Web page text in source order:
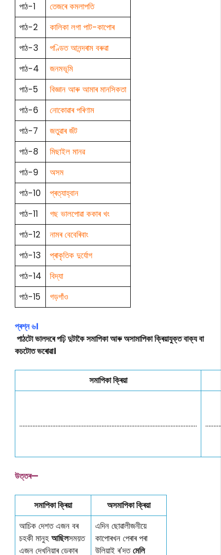
পাঠ-1
তেজৰে কমলাপতি
পাঠ-2
কালিকা লগা পাট-কাপোৰ
পাঠ-3
পণ্ডিত আনন্দৰাম বৰুৱা
পাঠ-4
জনমভূমি
পাঠ-5
বিজ্ঞান আৰু আমাৰ মানসিকতা
পাঠ-6
নোকোৱাৰ পৰিণাম
পাঠ-7
জতুৱাৰ জঁট
পাঠ-8
মিছাইল মানৱ
পাঠ-9
অসম
পাঠ-10
প্ৰত্যাহ্বান
পাঠ-11
গছ ভালপোৱা ককাৰ খং
পাঠ-12
নামৰ বেবেৰিবাং
পাঠ-13
প্ৰাকৃতিক দুৰ্যোগ
পাঠ-14
বিদ্যা
পাঠ-15
গড়গাঁও
প্ৰশ্ন ৬।
পাঠটো ভালদৰে পঢ়ি দুটাকৈ সমাপিকা আৰু অসামাপিকা ক্ৰিয়াযুক্ত বাক্য বা
কচটোত ভৰোৱা।
সমাপিকা ক্ৰিয়া
………………………………………………………………………………………………
উত্তৰ—
সমাপিকা ক্ৰিয়া
অসমাপিকা ক্ৰিয়া
আচিক দেশত এজন বৰ
চহকী মানুহআছিলসময়ত
এজন দেখনিয়াৰ ডেকাৰ
এদিন ছােৱালীজনীয়ে
কাপােৰখন পেৰাৰ পৰা
উলিয়াই ৰ’দতমেলি